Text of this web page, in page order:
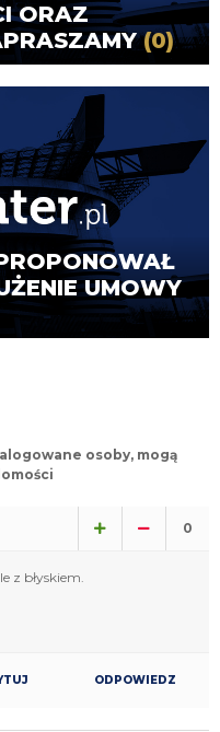
ORAZ
(0)
UMOWY
osoby, mogą
0
z błyskiem.
ODPOWIEDZ